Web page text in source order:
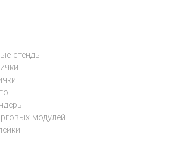
стенды
модулей